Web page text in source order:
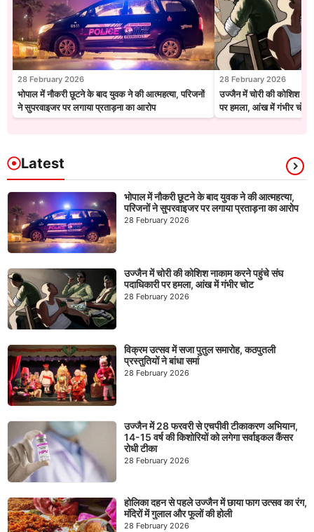
28 February 2026
भोपाल में नौकरी छूटने के बाद युवक ने की आत्महत्या, परिजनों
ने सुपरवाइजर पर लगाया प्रताड़ना का आरोप
28 February 2026
उज्जैन में चोरी की कोशिश
पर हमला, आंख में गंभीर चोट
Latest
भोपाल में नौकरी छूटने के बाद युवक ने की आत्महत्या,
परिजनों ने सुपरवाइजर पर लगाया प्रताड़ना का आरोप
28 February 2026
उज्जैन में चोरी की कोशिश नाकाम करने पहुंचे संघ
पदाधिकारी पर हमला, आंख में गंभीर चोट
28 February 2026
विक्रम उत्सव में सजा पुतुल समारोह, कठपुतली
प्रस्तुतियों ने बांधा समां
28 February 2026
उज्जैन में 28 फरवरी से एचपीवी टीकाकरण अभियान,
14-15 वर्ष की किशोरियों को लगेगा सर्वाइकल कैंसर
रोधी टीका
28 February 2026
होलिका दहन से पहले उज्जैन में छाया फाग उत्सव का रंग,
मंदिरों में गुलाल और फूलों की होली
28 February 2026